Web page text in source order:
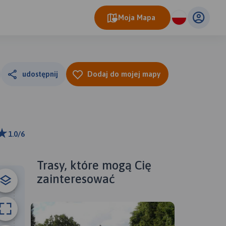
Moja Mapa
udostępnij Dodaj do mojej mapy
1.0/6
Trasy, które mogą Cię
zainteresować